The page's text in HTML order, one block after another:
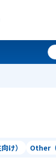
け） Other（